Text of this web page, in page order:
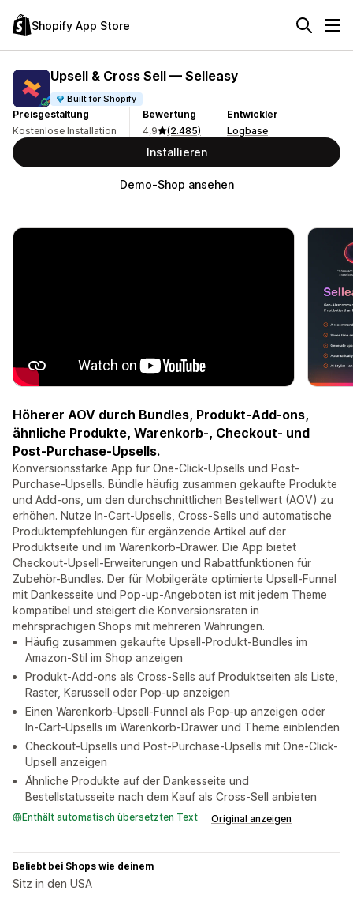
Shopify App Store
Upsell & Cross Sell — Selleasy
Built for Shopify
Preisgestaltung
Kostenlose Installation
Bewertung
4,9
(2.485)
Entwickler
Logbase
Installieren
Demo-Shop ansehen
Höherer AOV durch Bundles, Produkt-Add-ons,
ähnliche Produkte, Warenkorb-, Checkout- und
Post-Purchase-Upsells.
Konversionsstarke App für One-Click-Upsells und Post-
Purchase-Upsells. Bündle häufig zusammen gekaufte Produkte
und Add-ons, um den durchschnittlichen Bestellwert (AOV) zu
erhöhen. Nutze In-Cart-Upsells, Cross-Sells und automatische
Produktempfehlungen für ergänzende Artikel auf der
Produktseite und im Warenkorb-Drawer. Die App bietet
Checkout-Upsell-Erweiterungen und Rabattfunktionen für
Zubehör-Bundles. Der für Mobilgeräte optimierte Upsell-Funnel
mit Dankesseite und Pop-up-Angeboten ist mit jedem Theme
kompatibel und steigert die Konversionsraten in
mehrsprachigen Shops mit mehreren Währungen.
Häufig zusammen gekaufte Upsell-Produkt-Bundles im
Amazon-Stil im Shop anzeigen
Produkt-Add-ons als Cross-Sells auf Produktseiten als Liste,
Raster, Karussell oder Pop-up anzeigen
Einen Warenkorb-Upsell-Funnel als Pop-up anzeigen oder
In-Cart-Upsells im Warenkorb-Drawer und Theme einblenden
Checkout-Upsells und Post-Purchase-Upsells mit One-Click-
Upsell anzeigen
Ähnliche Produkte auf der Dankesseite und
Bestellstatusseite nach dem Kauf als Cross-Sell anbieten
Enthält automatisch übersetzten Text Original anzeigen
Beliebt bei Shops wie deinem
Sitz in den USA